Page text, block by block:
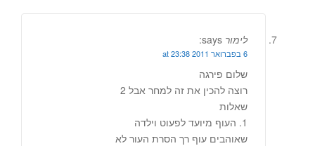
לימור says:
6 בפברואר 2011 at 23:38
שלום פירגה
רוצה להכין את זה למחר אבל 2
שאלות
1. העוף מיועד לפעוט וילדה
שאוהבים עוף רך הסרת העור לא